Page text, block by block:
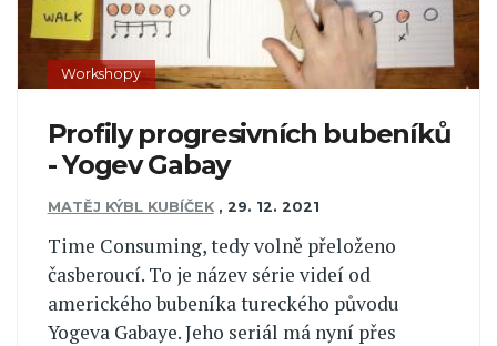
Workshopy
Profily progresivních bubeníků
- Yogev Gabay
MATĚJ KÝBL KUBÍČEK , 29. 12. 2021
Time Consuming, tedy volně přeloženo
časberoucí. To je název série videí od
amerického bubeníka tureckého původu
Yogeva Gabaye. Jeho seriál má nyní přes